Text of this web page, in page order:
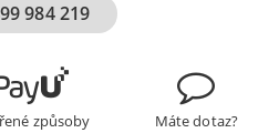
984 219
způsoby
Máte dotaz?